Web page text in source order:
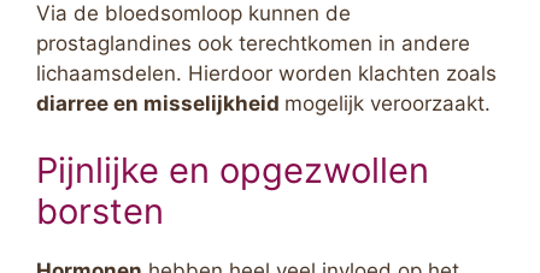
Via de bloedsomloop kunnen de
prostaglandines ook terechtkomen in andere
lichaamsdelen. Hierdoor worden klachten zoals
diarree en misselijkheid mogelijk veroorzaakt.
Pijnlijke en opgezwollen
borsten